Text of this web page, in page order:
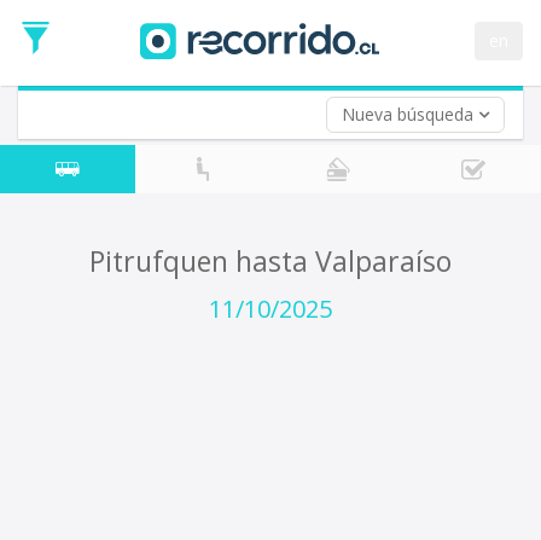
Nueva búsqueda
de
Ida
Vuelta (opcional)
Fecha
de
Pitrufquen hasta Valparaíso
11/10/2025